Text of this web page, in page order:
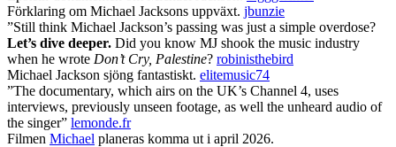
Förklaring om Michael Jacksons uppväxt. jbunzie
”Still think Michael Jackson’s passing was just a simple overdose?
Let’s dive deeper. Did you know MJ shook the music industry
when he wrote Don’t Cry, Palestine? robinisthebird
Michael Jackson sjöng fantastiskt. elitemusic74
”The documentary, which airs on the UK’s Channel 4, uses
interviews, previously unseen footage, as well the unheard audio of
the singer” lemonde.fr
Filmen Michael planeras komma ut i april 2026.